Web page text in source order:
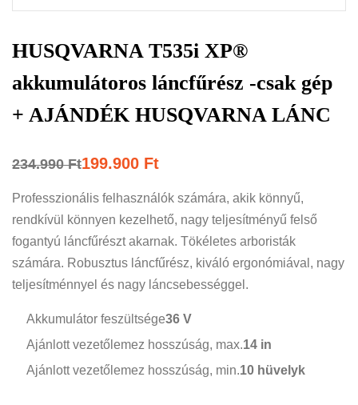
HUSQVARNA T535i XP®
akkumulátoros láncfűrész -csak gép
+ AJÁNDÉK HUSQVARNA LÁNC
234.990Ft199.900 Ft
Professzionális felhasználók számára, akik könnyű,
rendkívül könnyen kezelhető, nagy teljesítményű felső
fogantyú láncfűrészt akarnak. Tökéletes arboristák
számára. Robusztus láncfűrész, kiváló ergonómiával, nagy
teljesítménnyel és nagy láncsebességgel.
Akkumulátor feszültsége36 V
Ajánlott vezetőlemez hosszúság, max.14 in
Ajánlott vezetőlemez hosszúság, min.10 hüvelyk